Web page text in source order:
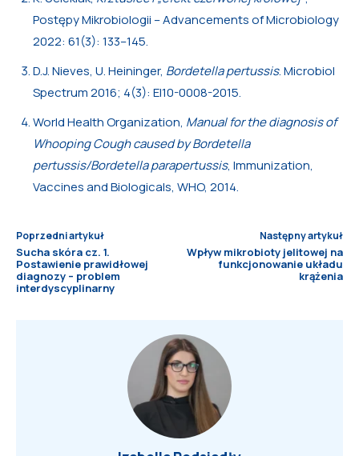
Postępy Mikrobiologii – Advancements of Microbiology
2022: 61(3): 133–145.
D.J. Nieves, U. Heininger, Bordetella pertussis. Microbiol
Spectrum 2016; 4(3): EI10-0008-2015.
World Health Organization, Manual for the diagnosis of
Whooping Cough caused by Bordetella
pertussis/Bordetella parapertussis, Immunization,
Vaccines and Biologicals, WHO, 2014.
Poprzedni artykuł
Sucha skóra cz. 1.
Postawienie prawidłowej
diagnozy – problem
interdyscyplinarny
Następny artykuł
Wpływ mikrobioty jelitowej na
funkcjonowanie układu
krążenia